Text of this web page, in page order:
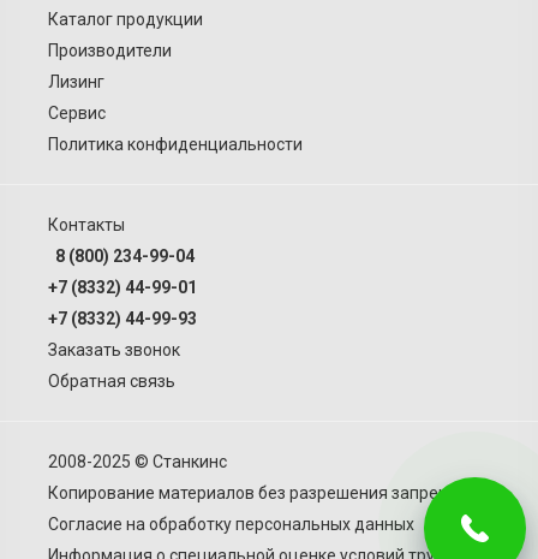
Каталог продукции
Производители
Лизинг
Сервис
Политика конфиденциальности
Контакты
8 (800) 234-99-04
+7 (8332) 44-99-01
+7 (8332) 44-99-93
Заказать звонок
Обратная связь
2008-2025 © Станкинс
Копирование материалов без разрешения запрещено.
Согласие на обработку персональных данных